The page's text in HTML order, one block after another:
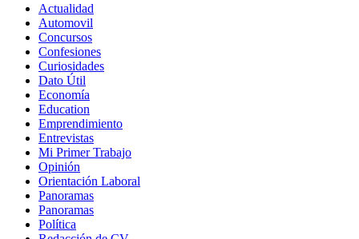
Actualidad
Automovil
Concursos
Confesiones
Curiosidades
Dato Útil
Economía
Education
Emprendimiento
Entrevistas
Mi Primer Trabajo
Opinión
Orientación Laboral
Panoramas
Panoramas
Política